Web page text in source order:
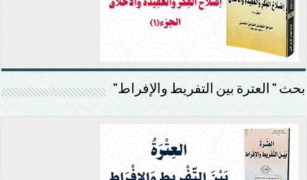
بحث ” العترة بين التفريط والإفراط”